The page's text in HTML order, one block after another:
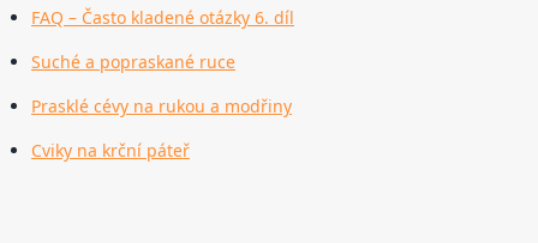
FAQ – Často kladené otázky 6. díl
Suché a popraskané ruce
Prasklé cévy na rukou a modřiny
Cviky na krční páteř